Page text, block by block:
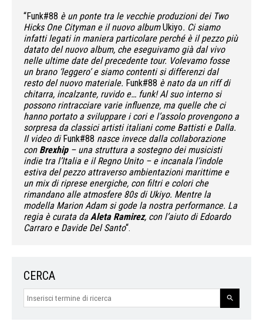
“Funk#88 è un ponte tra le vecchie produzioni dei Two
Hicks One Cityman e il nuovo albumUkiyo. Ci siamo
infatti legati in maniera particolare perché è il pezzo più
datato del nuovo album, che eseguivamo già dal vivo
nelle ultime date del precedente tour. Volevamo fosse
un brano ‘leggero’ e siamo contenti si differenzi dal
resto del nuovo materiale. Funk#88 è nato da un riff di
chitarra, incalzante, ruvido e… funk! Al suo interno si
possono rintracciare varie influenze, ma quelle che ci
hanno portato a sviluppare i cori e l’assolo provengono a
sorpresa da classici artisti italiani come Battisti e Dalla.
Il video diFunk#88 nasce invece dalla collaborazione
con Brexhip– una struttura a sostegno dei musicisti
indie tra l’Italia e il Regno Unito – e incanala l’indole
estiva del pezzo attraverso ambientazioni marittime e
un mix di riprese energiche, con filtri e colori che
rimandano alle atmosfere 80s di Ukiyo. Mentre la
modella Marion Adam si gode la nostra performance. La
regia è curata daAleta Ramirez, con l’aiuto di Edoardo
Carraro e Davide Del Santo“.
CERCA